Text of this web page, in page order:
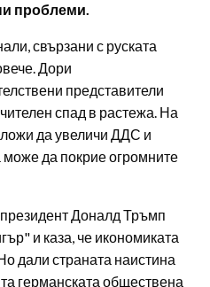
проблеми.
свързани с руската
Дори
представители
спад в растежа. На
да увеличи ДДС и
може да покрие огромните
Доналд Тръмп
и каза, че икономиката
дали страната наистина
германската обществена